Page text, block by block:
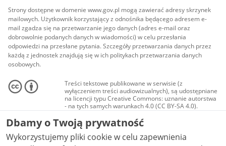
Strony dostępne w domenie www.gov.pl mogą zawierać adresy skrzynek
mailowych. Użytkownik korzystający z odnośnika będącego adresem e-
mail zgadza się na przetwarzanie jego danych (adres e-mail oraz
dobrowolnie podanych danych w wiadomości) w celu przesłania
odpowiedzi na przesłane pytania. Szczegóły przetwarzania danych przez
każdą z jednostek znajdują się w ich politykach przetwarzania danych
osobowych.
Treści tekstowe publikowane w serwisie (z
wyłączeniem treści audiowizualnych), są udostępniane
na licencji typu Creative Commons: uznanie autorstwa
- na tych samych warunkach 4.0 (CC BY-SA 4.0).
Materiały audiowizualne, w tym zdjęcia, materiały
audio i wideo, są udostępniane na licencji typu
Creative Commons: uznanie autorstwa użycie
niekomercyjne - bez utworów zależnych 4.0 (CC BY-
NC-ND 4.0), o ile nie jest to stwierdzone inaczej.
Dbamy o Twoją prywatność
Wykorzystujemy pliki cookie w celu zapewnienia